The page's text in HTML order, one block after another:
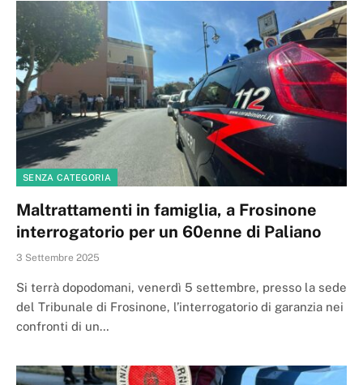
SENZA CATEGORIA
Maltrattamenti in famiglia, a Frosinone
interrogatorio per un 60enne di Paliano
3 Settembre 2025
Si terrà dopodomani, venerdì 5 settembre, presso la sede
del Tribunale di Frosinone, l’interrogatorio di garanzia nei
confronti di un…